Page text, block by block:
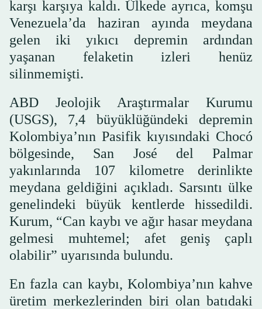
karşı karşıya kaldı. Ülkede ayrıca, komşu
Venezuela’da haziran ayında meydana
gelen iki yıkıcı depremin ardından
yaşanan felaketin izleri henüz
silinmemişti.
ABD Jeolojik Araştırmalar Kurumu
(USGS), 7,4 büyüklüğündeki depremin
Kolombiya’nın Pasifik kıyısındaki Chocó
bölgesinde, San José del Palmar
yakınlarında 107 kilometre derinlikte
meydana geldiğini açıkladı. Sarsıntı ülke
genelindeki büyük kentlerde hissedildi.
Kurum, “Can kaybı ve ağır hasar meydana
gelmesi muhtemel; afet geniş çaplı
olabilir” uyarısında bulundu.
En fazla can kaybı, Kolombiya’nın kahve
üretim merkezlerinden biri olan batıdaki